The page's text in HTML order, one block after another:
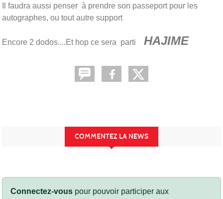
Il faudra aussi penser à prendre son passeport pour les
autographes, ou tout autre support
Encore 2 dodos....Et hop ce sera parti HAJIME
COMMENTEZ LA NEWS
Connectez-vous pour pouvoir participer aux